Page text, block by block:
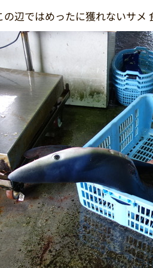
辺ではめったに獲れないサメ